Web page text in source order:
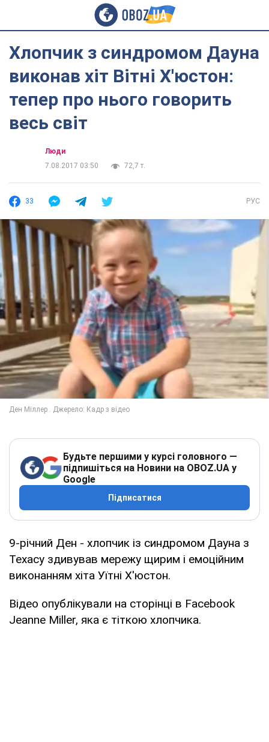
Хлопчик з синдромом Дауна
виконав хіт Вітні Х'юстон:
тепер про нього говорить
весь світ
Люди
7.08.2017 03:50
72,7 т.
33 РУС
Будьте першими у курсі головного —
підпишіться на Новини на OBOZ.UA у
Google
Підписатися
9-річний Ден - хлопчик із синдромом Дауна з
Техасу здивував мережу щирим і емоційним
виконанням хіта Уїтні Х'юстон.
Відео опублікували на сторінці в Facebook
Jeanne Miller, яка є тіткою хлопчика.